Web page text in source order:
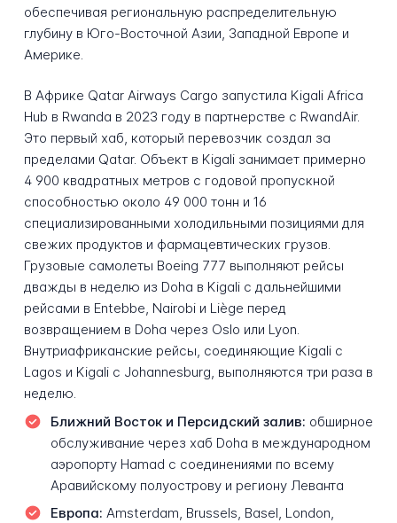
обеспечивая региональную распределительную
глубину в Юго-Восточной Азии, Западной Европе и
Америке.
В Африке Qatar Airways Cargo запустила Kigali Africa
Hub в Rwanda в 2023 году в партнерстве с RwandAir.
Это первый хаб, который перевозчик создал за
пределами Qatar. Объект в Kigali занимает примерно
4 900 квадратных метров с годовой пропускной
способностью около 49 000 тонн и 16
специализированными холодильными позициями для
свежих продуктов и фармацевтических грузов.
Грузовые самолеты Boeing 777 выполняют рейсы
дважды в неделю из Doha в Kigali с дальнейшими
рейсами в Entebbe, Nairobi и Liège перед
возвращением в Doha через Oslo или Lyon.
Внутриафриканские рейсы, соединяющие Kigali с
Lagos и Kigali с Johannesburg, выполняются три раза в
неделю.
Ближний Восток и Персидский залив: обширное
обслуживание через хаб Doha в международном
аэропорту Hamad с соединениями по всему
Аравийскому полуострову и региону Леванта
Европа: Amsterdam, Brussels, Basel, London,